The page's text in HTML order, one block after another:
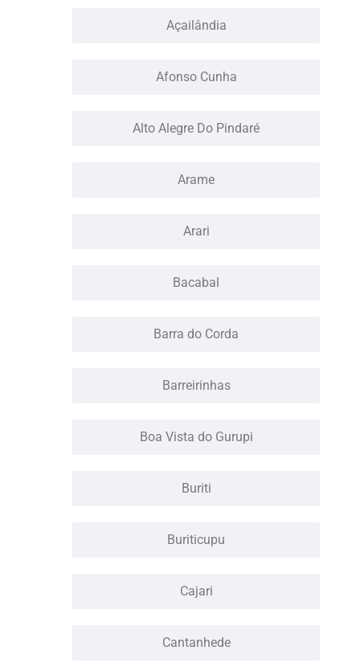
Açailândia
Afonso Cunha
Alto Alegre Do Pindaré
Arame
Arari
Bacabal
Barra do Corda
Barreirinhas
Boa Vista do Gurupi
Buriti
Buriticupu
Cajari
Cantanhede